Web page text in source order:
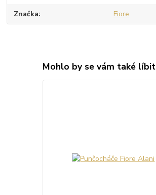
Značka Fiore
Mohlo by se vám také líbit